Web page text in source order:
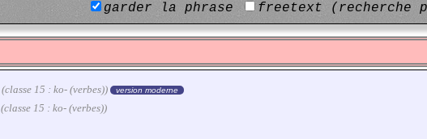
garder la phrase
freetext (recherche
(classe 15 : ko- (verbes)) version moderne
(classe 15 : ko- (verbes))